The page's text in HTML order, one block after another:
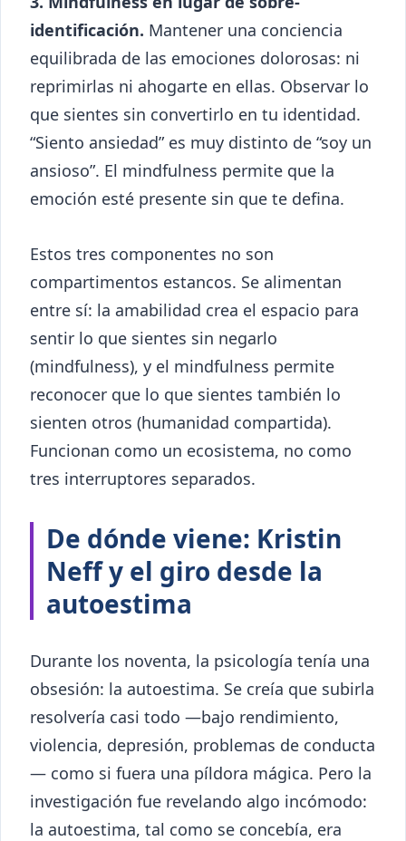
identificación. Mantener una conciencia
equilibrada de las emociones dolorosas: ni
reprimirlas ni ahogarte en ellas. Observar lo
que sientes sin convertirlo en tu identidad.
“Siento ansiedad” es muy distinto de “soy un
ansioso”. El mindfulness permite que la
emoción esté presente sin que te defina.
Estos tres componentes no son
compartimentos estancos. Se alimentan
entre sí: la amabilidad crea el espacio para
sentir lo que sientes sin negarlo
(mindfulness), y el mindfulness permite
reconocer que lo que sientes también lo
sienten otros (humanidad compartida).
Funcionan como un ecosistema, no como
tres interruptores separados.
De dónde viene: Kristin
Neff y el giro desde la
autoestima
Durante los noventa, la psicología tenía una
obsesión: la autoestima. Se creía que subirla
resolvería casi todo —bajo rendimiento,
violencia, depresión, problemas de conducta
— como si fuera una píldora mágica. Pero la
investigación fue revelando algo incómodo:
la autoestima, tal como se concebía, era